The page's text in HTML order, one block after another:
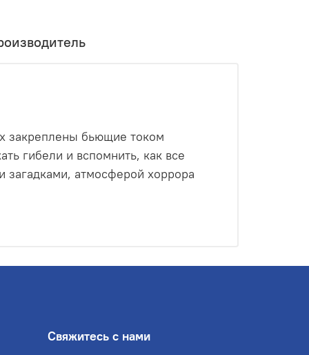
закреплены бьющие током
гибели и вспомнить, как все
загадками, атмосферой хоррора
Свяжитесь с нами